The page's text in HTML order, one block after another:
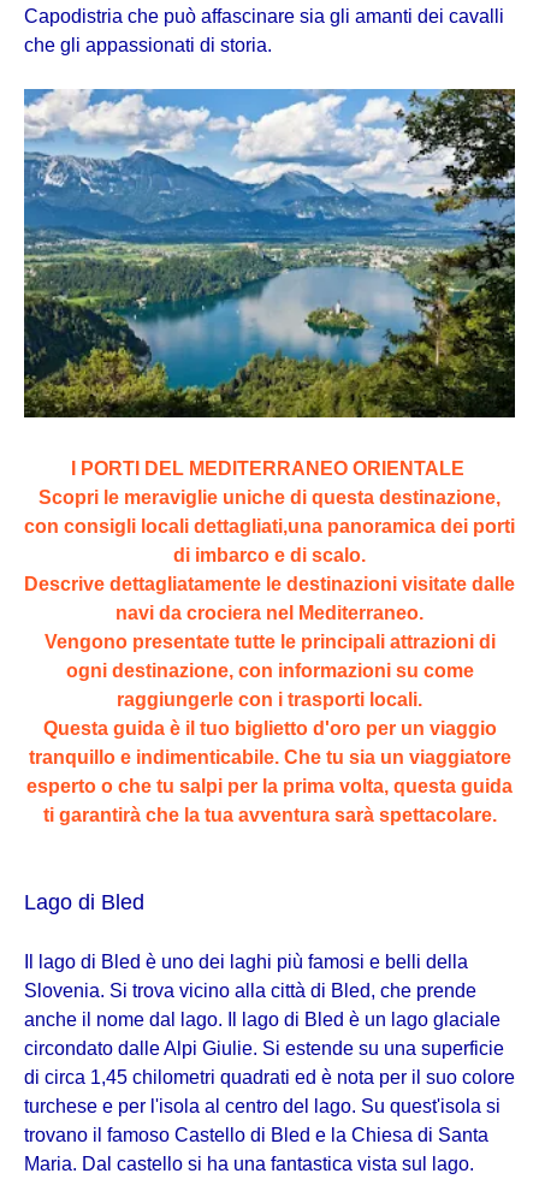
Capodistria che può affascinare sia gli amanti dei cavalli
che gli appassionati di storia.
I PORTI DEL MEDITERRANEO ORIENTALE
Scopri le meraviglie uniche di questa destinazione,
con consigli locali dettagliati,una panoramica dei porti
di imbarco e di scalo.
Descrive dettagliatamente le destinazioni visitate dalle
navi da crociera nel Mediterraneo.
Vengono presentate tutte le principali attrazioni di
ogni destinazione, con informazioni su come
raggiungerle con i trasporti locali.
Questa guida è il tuo biglietto d'oro per un viaggio
tranquillo e indimenticabile. Che tu sia un viaggiatore
esperto o che tu salpi per la prima volta, questa guida
ti garantirà che la tua avventura sarà spettacolare.
Lago di Bled
Il lago di Bled è uno dei laghi più famosi e belli della
Slovenia. Si trova vicino alla città di Bled, che prende
anche il nome dal lago. Il lago di Bled è un lago glaciale
circondato dalle Alpi Giulie. Si estende su una superficie
di circa 1,45 chilometri quadrati ed è nota per il suo colore
turchese e per l'isola al centro del lago. Su quest'isola si
trovano il famoso Castello di Bled e la Chiesa di Santa
Maria. Dal castello si ha una fantastica vista sul lago.